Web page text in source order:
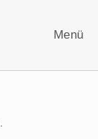
Menü